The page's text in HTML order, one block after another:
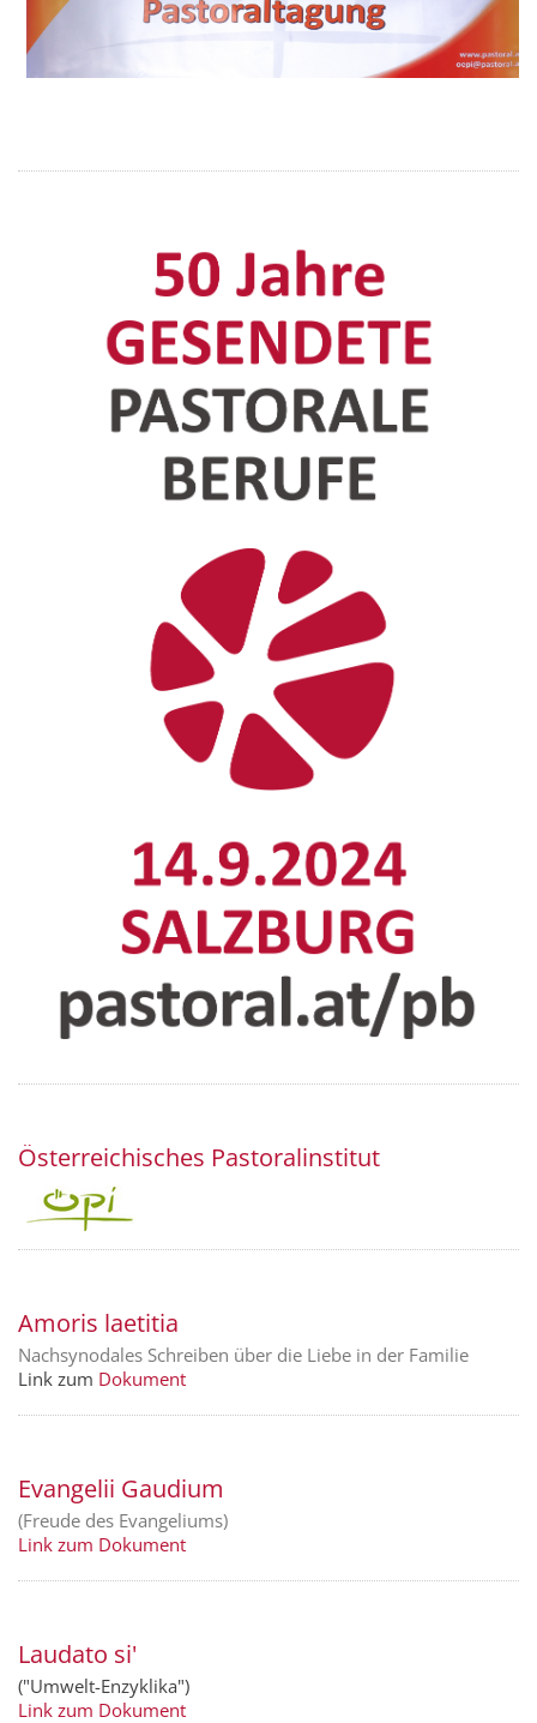
Österreichisches Pastoralinstitut
Amoris laetitia
Nachsynodales Schreiben über die Liebe in der Familie
Link zum Dokument
Evangelii Gaudium
(Freude des Evangeliums)
Link zum Dokument
Laudato si'
("Umwelt-Enzyklika")
Link zum Dokument